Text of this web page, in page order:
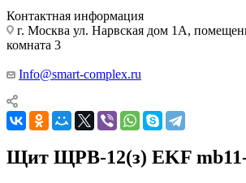
Контактная информация
г. Москва ул. Нарвская дом 1А,
комната 3
Info@smart-complex.ru
Щит ЩРВ-12(з) EKF